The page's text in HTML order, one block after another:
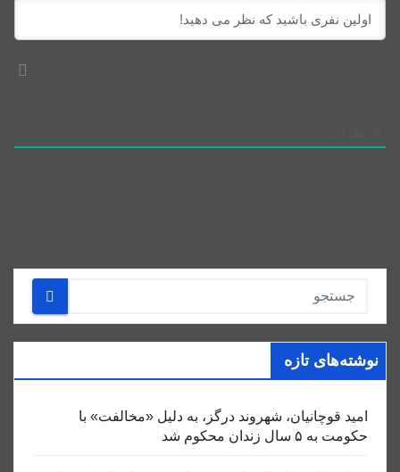
نوشته‌های تازه
امید قوچانیان، شهروند درگز، به دلیل «مخالفت» با
حکومت به ۵ سال زندان محکوم شد